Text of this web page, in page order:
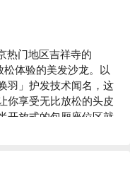
热门地区吉祥寺的
松体验的美发沙龙。以
羽」护发技术闻名，这
你享受无比放松的头皮
开放式的包厢座位区就
很近，内部干净，服
务。我总是在与设计